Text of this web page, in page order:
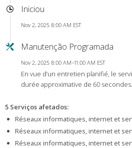
Iniciou
Nov 2, 2025 8:00 AM EST
Manutenção Programada
Nov 2, 2025 8:00 AM–11:00 AM EST
En vue d’un entretien planifié, le
durée approximative de 60 secondes.
5 Serviços afetados:
Réseaux informatiques, internet et
Réseaux informatiques, internet et
Réseaux informatiques, internet et